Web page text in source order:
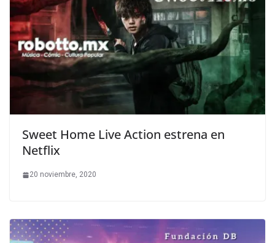
Sweet Home Live Action estrena en
Netflix
20 noviembre, 2020